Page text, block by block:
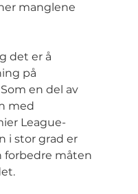
manglene
det er å
på
en del av
med
League-
i stor grad er
forbedre måten